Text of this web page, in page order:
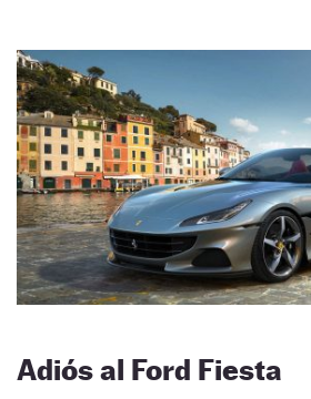
Adiós al Ford Fiesta